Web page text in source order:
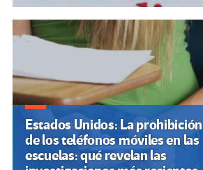
Estados Unidos: La prohibición
de los teléfonos móviles en las
escuelas: qué revelan las